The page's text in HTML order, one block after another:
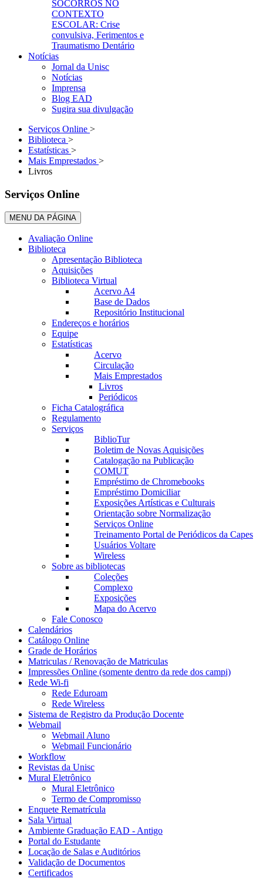
SOCORROS NO
CONTEXTO
ESCOLAR: Crise
convulsiva, Ferimentos e
Traumatismo Dentário
Notícias
Jornal da Unisc
Notícias
Imprensa
Blog EAD
Sugira sua divulgação
Serviços Online >
Biblioteca >
Estatísticas >
Mais Emprestados >
Livros
Serviços Online
MENU DA PÁGINA
Avaliação Online
Biblioteca
Apresentação Biblioteca
Aquisições
Biblioteca Virtual
Acervo A4
Base de Dados
Repositório Institucional
Endereços e horários
Equipe
Estatísticas
Acervo
Circulação
Mais Emprestados
Livros
Periódicos
Ficha Catalográfica
Regulamento
Serviços
BiblioTur
Boletim de Novas Aquisições
Catalogação na Publicação
COMUT
Empréstimo de Chromebooks
Empréstimo Domiciliar
Exposições Artísticas e Culturais
Orientação sobre Normalização
Serviços Online
Treinamento Portal de Periódicos da Capes
Usuários Voltare
Wireless
Sobre as bibliotecas
Coleções
Complexo
Exposições
Mapa do Acervo
Fale Conosco
Calendários
Catálogo Online
Grade de Horários
Matriculas / Renovação de Matriculas
Impressões Online (somente dentro da rede dos campi)
Rede Wi-fi
Rede Eduroam
Rede Wireless
Sistema de Registro da Produção Docente
Webmail
Webmail Aluno
Webmail Funcionário
Workflow
Revistas da Unisc
Mural Eletrônico
Mural Eletrônico
Termo de Compromisso
Enquete Rematrícula
Sala Virtual
Ambiente Graduação EAD - Antigo
Portal do Estudante
Locação de Salas e Auditórios
Validação de Documentos
Certificados